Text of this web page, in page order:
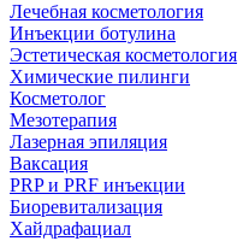
Лечебная косметология
Инъекции ботулина
Эстетическая косметология
Химические пилинги
Косметолог
Мезотерапия
Лазерная эпиляция
Ваксация
PRP и PRF инъекции
Биоревитализация
Хайдрафациал